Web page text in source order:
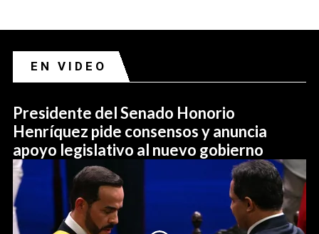
EN VIDEO
Presidente del Senado Honorio
Henríquez pide consensos y anuncia
apoyo legislativo al nuevo gobierno